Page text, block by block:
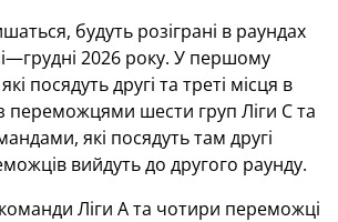
будуть розіграні в раундах
2026 року. У першому
посядуть другі та треті місця в
переможцями шести груп Ліги С та
які посядуть там другі
вийдуть до другого раунду.
Ліги А та чотири переможці